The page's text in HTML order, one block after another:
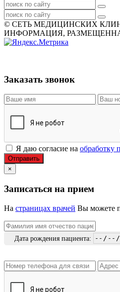
© СЕТЬ МЕДИЦИНСКИХ
ИНФОРМАЦИЯ,
Заказать звонок
Я даю согласие на обработку
Отправить
×
Записаться на прием
На страницах врачей Вы можете
Дата рождения пациента: